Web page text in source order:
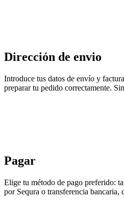
Dirección de envio
Introduce tus datos de envío y
preparar tu pedido correctamente.
Pagar
Elige tu método de pago preferido:
por Sequra o transferencia bancaria,